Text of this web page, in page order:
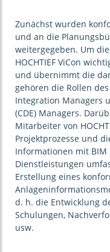
Zunächst wurden
und an die
weitergegeben. Um
HOCHTIEF ViCon
und übernimmt die
gehören die Rollen
Integration Managers
(CDE) Managers.
Mitarbeiter von
Projektprozesse und
Informationen mit BIM
Dienstleistungen
Erstellung eines
d. h. die Entwicklung
Schulungen,
usw.